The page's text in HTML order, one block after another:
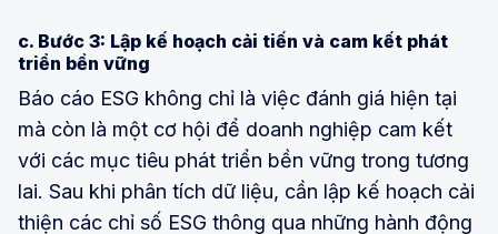
c. Bước 3: Lập kế hoạch cải tiến và cam kết phát
triển bền vững
Báo cáo ESG không chỉ là việc đánh giá hiện tại
mà còn là một cơ hội để doanh nghiệp cam kết
với các mục tiêu phát triển bền vững trong tương
lai. Sau khi phân tích dữ liệu, cần lập kế hoạch cải
thiện các chỉ số ESG thông qua những hành động